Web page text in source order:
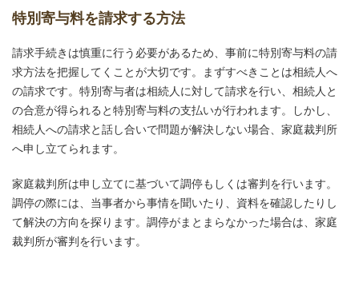
特別寄与料を請求する方法
請求手続きは慎重に行う必要があるため、事前に特別寄与料の請
求方法を把握してくことが大切です。まずすべきことは相続人へ
の請求です。特別寄与者は相続人に対して請求を行い、相続人と
の合意が得られると特別寄与料の支払いが行われます。しかし、
相続人への請求と話し合いで問題が解決しない場合、家庭裁判所
へ申し立てられます。
家庭裁判所は申し立てに基づいて調停もしくは審判を行います。
調停の際には、当事者から事情を聞いたり、資料を確認したりし
て解決の方向を探ります。調停がまとまらなかった場合は、家庭
裁判所が審判を行います。